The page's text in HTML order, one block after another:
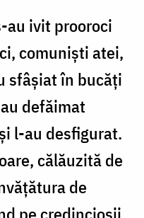
au ivit prooroci
comunişti atei,
sfâşiat în bucăţi
defăimat
l-au desfigurat.
călăuzită de
de